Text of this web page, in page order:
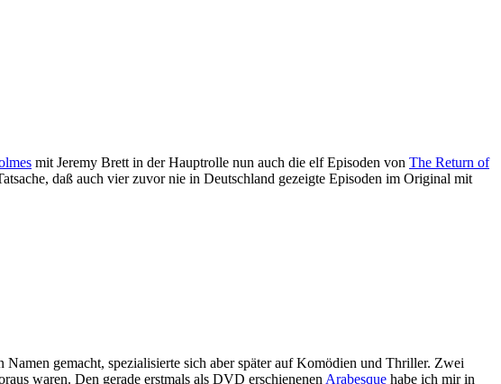
mit Jeremy Brett in der Hauptrolle nun auch die elf Episoden von The Return of
daß auch vier zuvor nie in Deutschland gezeigte Episoden im Original mit
Namen gemacht, spezialisierte sich aber später auf Komödien und Thriller. Zwei
waren. Den gerade erstmals als DVD erschienenen Arabesque habe ich mir in